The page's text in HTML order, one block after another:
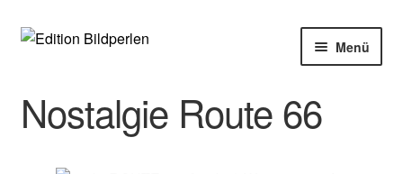
Zur
Zum
Menü
Nostalgie Route 66